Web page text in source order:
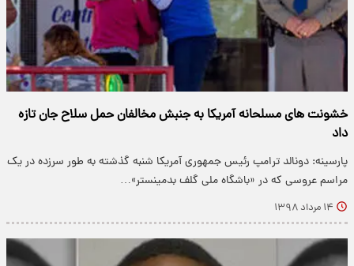
خشونت های مسلحانه آمریکا به جنبش مخالفان حمل سلاح جان تازه
داد
پارسینه: دونالد ترامپ رئیس جمهوری آمریکا شنبه گذشته به طور سرزده در یک
مراسم عروسی که در «باشگاه ملی گلف بدمینستر»…
۱۴ مرداد ۱۳۹۸